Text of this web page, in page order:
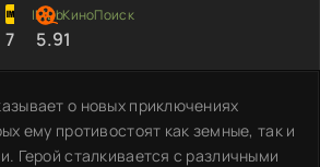
7 5.91
о новых приключениях
ему противостоят как земные, так и
Герой сталкивается с различными